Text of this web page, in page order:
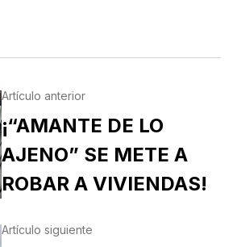
Artículo anterior
¡“AMANTE DE LO
AJENO” SE METE A
ROBAR A VIVIENDAS!
Artículo siguiente